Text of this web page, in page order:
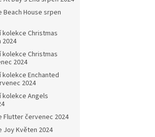
Beach House srpen
kolekce Christmas
2024
kolekce Christmas
2024
kolekce Enchanted
2024
kolekce Angels
Flutter červenec 2024
Joy Květen 2024